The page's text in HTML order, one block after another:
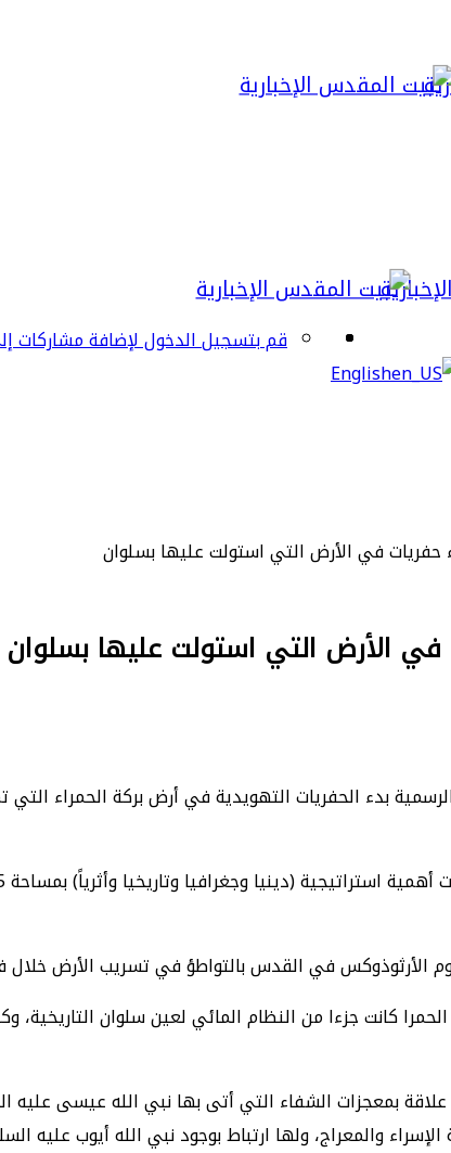
English
قم بتسجيل الدخول لإضافة مشاركات
حفريات في الأرض التي استولت عليها بسلوان
في الأرض التي استولت عليها بسلوان
بدء الحفريات التهويدية في أرض بركة الحمراء التي
الأرثوذوكس في القدس بالتواطؤ في تسريب الأرض خلال
كانت جزءا من النظام المائي لعين سلوان
علاقة بمعجزات الشفاء التي أتى بها نبي الله عيسى
والمعراج، ولها ارتباط بوجود نبي الله أيوب عليه